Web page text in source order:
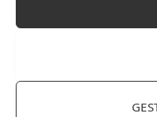
irlandesi